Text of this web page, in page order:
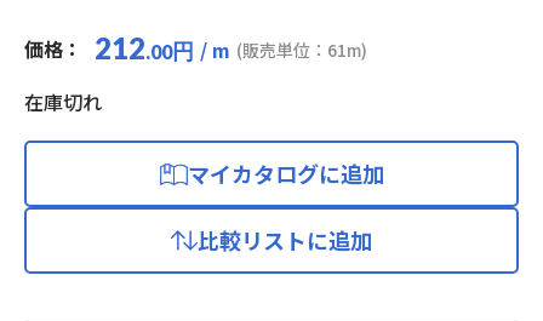
価格： 212.00円 / m (販売単位：61m)
在庫切れ
マイカタログに追加
比較リストに追加